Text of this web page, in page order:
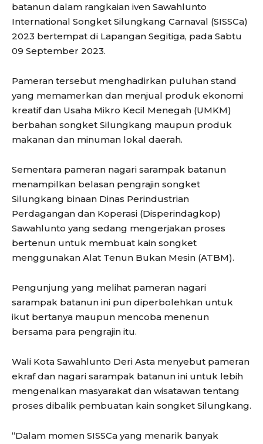
batanun dalam rangkaian iven Sawahlunto
International Songket Silungkang Carnaval (SISSCa)
2023 bertempat di Lapangan Segitiga, pada Sabtu
09 September 2023.
Pameran tersebut menghadirkan puluhan stand
yang memamerkan dan menjual produk ekonomi
kreatif dan Usaha Mikro Kecil Menegah (UMKM)
berbahan songket Silungkang maupun produk
makanan dan minuman lokal daerah.
Sementara pameran nagari sarampak batanun
menampilkan belasan pengrajin songket
Silungkang binaan Dinas Perindustrian
Perdagangan dan Koperasi (Disperindagkop)
Sawahlunto yang sedang mengerjakan proses
bertenun untuk membuat kain songket
menggunakan Alat Tenun Bukan Mesin (ATBM).
Pengunjung yang melihat pameran nagari
sarampak batanun ini pun diperbolehkan untuk
ikut bertanya maupun mencoba menenun
bersama para pengrajin itu.
Wali Kota Sawahlunto Deri Asta menyebut pameran
ekraf dan nagari sarampak batanun ini untuk lebih
mengenalkan masyarakat dan wisatawan tentang
proses dibalik pembuatan kain songket Silungkang.
“Dalam momen SISSCa yang menarik banyak